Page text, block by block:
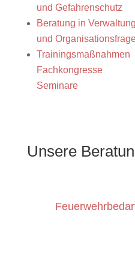
und Gefahrenschutz
Beratung in
und
Trainingsmaßnahmen
Fachkongresse
Seminare
Unsere